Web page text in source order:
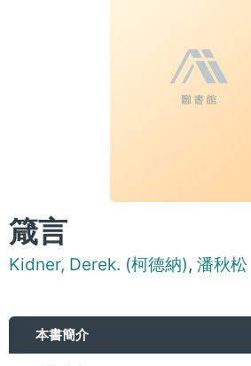
箴言
Kidner, Derek. (柯德納), 潘秋松
本書簡介